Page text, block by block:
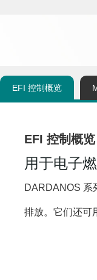
EFI 控制概览
EFI 控制概览
用于电子
DARDANOS 系
排放。它们还可